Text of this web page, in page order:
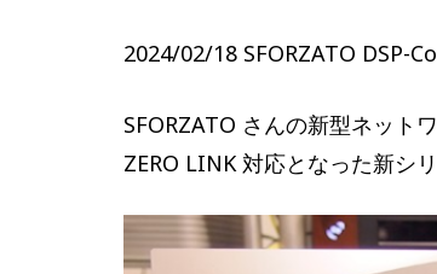
2024/02/18 SFORZATO DSP-
SFORZATO さんの新型ネット
ZERO LINK 対応となった新シ